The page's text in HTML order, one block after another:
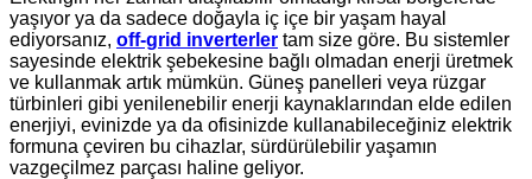
yaşıyor ya da sadece doğayla iç içe bir yaşam hayal
ediyorsanız, off-grid inverterler tam size göre. Bu sistemler
sayesinde elektrik şebekesine bağlı olmadan enerji üretmek
ve kullanmak artık mümkün. Güneş panelleri veya rüzgar
türbinleri gibi yenilenebilir enerji kaynaklarından elde edilen
enerjiyi, evinizde ya da ofisinizde kullanabileceğiniz elektrik
formuna çeviren bu cihazlar, sürdürülebilir yaşamın
vazgeçilmez parçası haline geliyor.